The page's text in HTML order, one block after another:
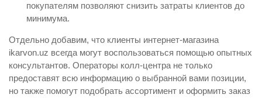
покупателям позволяют снизить затраты клиентов до
минимума.
Отдельно добавим, что клиенты интернет-магазина
ikarvon.uz всегда могут воспользоваться помощью опытных
консультантов. Операторы колл-центра не только
предоставят всю информацию о выбранной вами позиции,
но также помогут подобрать ассортимент и оформить заказ